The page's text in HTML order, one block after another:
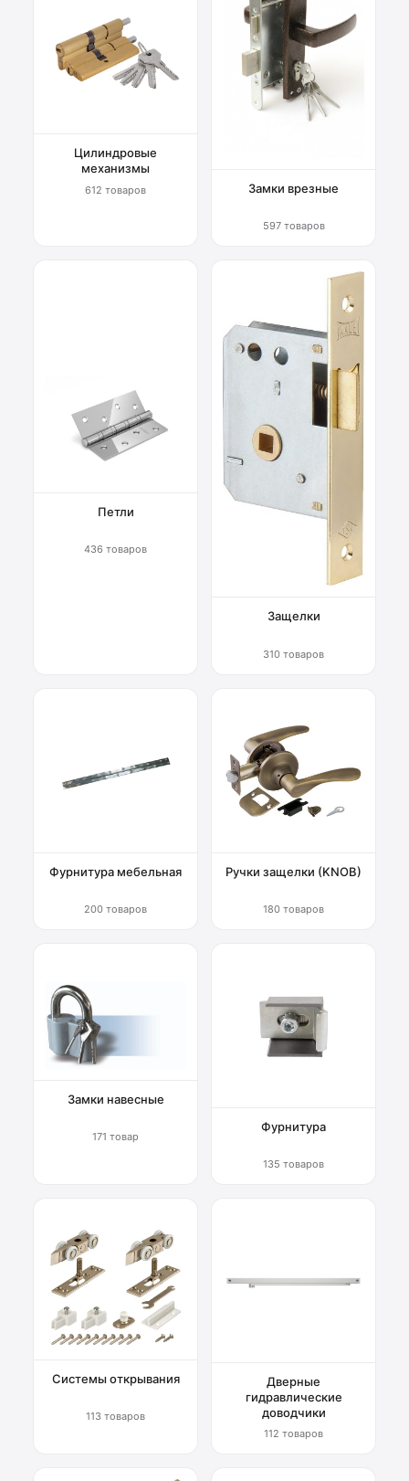
Цилиндровые
механизмы
612 товаров Замки врезные
597 товаров
Петли
436 товаров
Защелки
310 товаров
Фурнитура мебельная
200 товаров
Ручки защелки (KNOB)
180 товаров
Замки навесные
171 товар
Фурнитура
135 товаров
Системы открывания
113 товаров
Дверные
гидравлические
доводчики
112 товаров